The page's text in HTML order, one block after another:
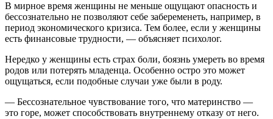
В мирное время женщины не меньше ощущают опасность и
бессознательно не позволяют себе забеременеть, например, в
период экономического кризиса. Тем более, если у женщины
есть финансовые трудности, — объясняет психолог.
Нередко у женщины есть страх боли, боязнь умереть во время
родов или потерять младенца. Особенно остро это может
ощущаться, если подобные случаи уже были в роду.
— Бессознательное чувствование того, что материнство —
это горе, может способствовать внутреннему отказу от него.